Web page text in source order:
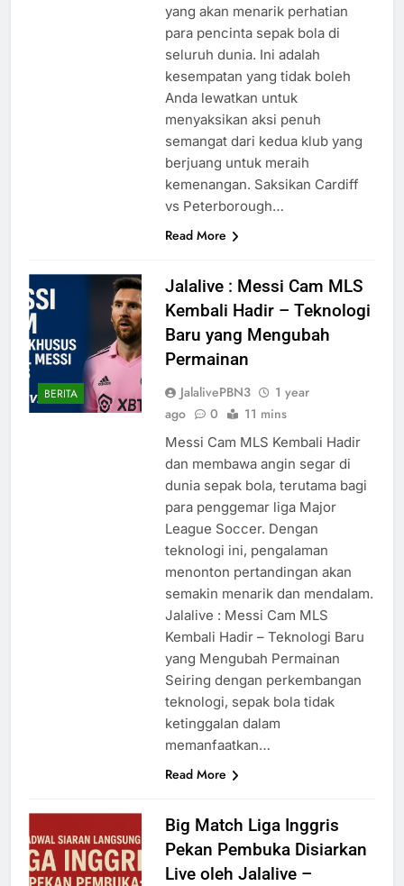
yang akan menarik perhatian
para pencinta sepak bola di
seluruh dunia. Ini adalah
kesempatan yang tidak boleh
Anda lewatkan untuk
menyaksikan aksi penuh
semangat dari kedua klub yang
berjuang untuk meraih
kemenangan. Saksikan Cardiff
vs Peterborough…
Read More
BERITA
Jalalive : Messi Cam MLS
Kembali Hadir – Teknologi
Baru yang Mengubah
Permainan
JalalivePBN3
1 year
ago
0 11 mins
Messi Cam MLS Kembali Hadir
dan membawa angin segar di
dunia sepak bola, terutama bagi
para penggemar liga Major
League Soccer. Dengan
teknologi ini, pengalaman
menonton pertandingan akan
semakin menarik dan mendalam.
Jalalive : Messi Cam MLS
Kembali Hadir – Teknologi Baru
yang Mengubah Permainan
Seiring dengan perkembangan
teknologi, sepak bola tidak
ketinggalan dalam
memanfaatkan…
Read More
Big Match Liga Inggris
Pekan Pembuka Disiarkan
Live oleh Jalalive –